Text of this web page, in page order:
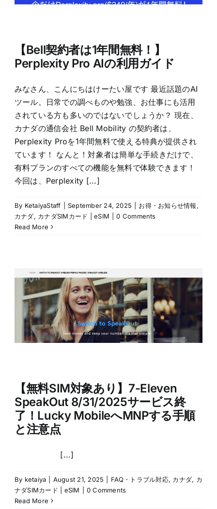
【Bell契約者は1年間無料！】
Perplexity Pro AIの利用ガイド
みなさん、こんにちはけーたい屋です 最近話題のAI
ツール。日常での調べものや勉強、お仕事にも活用
されている方も多いのではないでしょうか？ 現在、
カナダの通信会社 Bell Mobility の契約者は、
Perplexity Proを1年間無料で使える特典が提供され
ています！ なんと！対象者は簡単な手続きだけで、
有料プランのすべての機能を無料で体験できます！
今回は、Perplexity [...]
By KetaiyaStaff September 24, 2025 お得・お知らせ情報,
カナダ, カナダSIMカード | eSIM
0 Comments
Read More
【無料SIM対象あり】7-Eleven
SpeakOut 8/31/2025サービス終
了！Lucky MobileへMNPする手順
と注意点
[...]
By ketaiya August 21, 2025 FAQ・トラブル対応, カナダ, カ
ナダSIMカード | eSIM
0 Comments
Read More